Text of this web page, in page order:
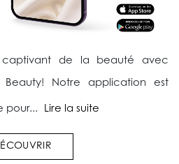
captivant de la beauté avec
Beauty! Notre application est
pour... Lire la suite